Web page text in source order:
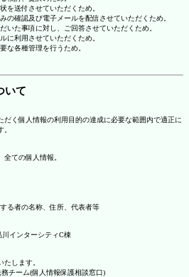
を送付させていただくため。
の確認及び電子メールを配信させていただくため。
いた事項に対し、ご回答させていただくため。
に利用させていただくため。
な各種管理を行うため。
いて
だく個人情報の利用目的の達成に必要な範囲内で適正に
ての個人情報。
る者の名称、住所、代表者等
川インターシティC棟
します。
チーム(個人情報保護相談窓口)